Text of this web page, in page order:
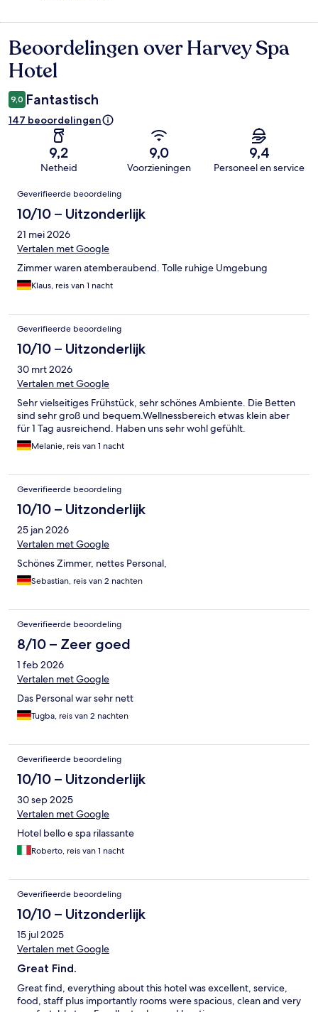
Beoordelingen
Beoordelingen over Harvey Spa
Hotel
9,0 Fantastisch
147 beoordelingen
9,2
Netheid
9,0
Voorzieningen
9,4
Personeel en service
Beoordelingen
Geverifieerde beoordeling
10/10 – Uitzonderlijk
21 mei 2026
Vertalen met Google
Zimmer waren atemberaubend. Tolle ruhige Umgebung
Klaus, reis van 1 nacht
Geverifieerde beoordeling
10/10 – Uitzonderlijk
30 mrt 2026
Vertalen met Google
Sehr vielseitiges Frühstück, sehr schönes Ambiente. Die Betten
sind sehr groß und bequem.Wellnessbereich etwas klein aber
für 1 Tag ausreichend. Haben uns sehr wohl gefühlt.
Melanie, reis van 1 nacht
Geverifieerde beoordeling
10/10 – Uitzonderlijk
25 jan 2026
Vertalen met Google
Schönes Zimmer, nettes Personal,
Sebastian, reis van 2 nachten
Geverifieerde beoordeling
8/10 – Zeer goed
1 feb 2026
Vertalen met Google
Das Personal war sehr nett
Tugba, reis van 2 nachten
Geverifieerde beoordeling
10/10 – Uitzonderlijk
30 sep 2025
Vertalen met Google
Hotel bello e spa rilassante
Roberto, reis van 1 nacht
Geverifieerde beoordeling
10/10 – Uitzonderlijk
15 jul 2025
Vertalen met Google
Great Find.
Great find, everything about this hotel was excellent, service,
food, staff plus importantly rooms were spacious, clean and very